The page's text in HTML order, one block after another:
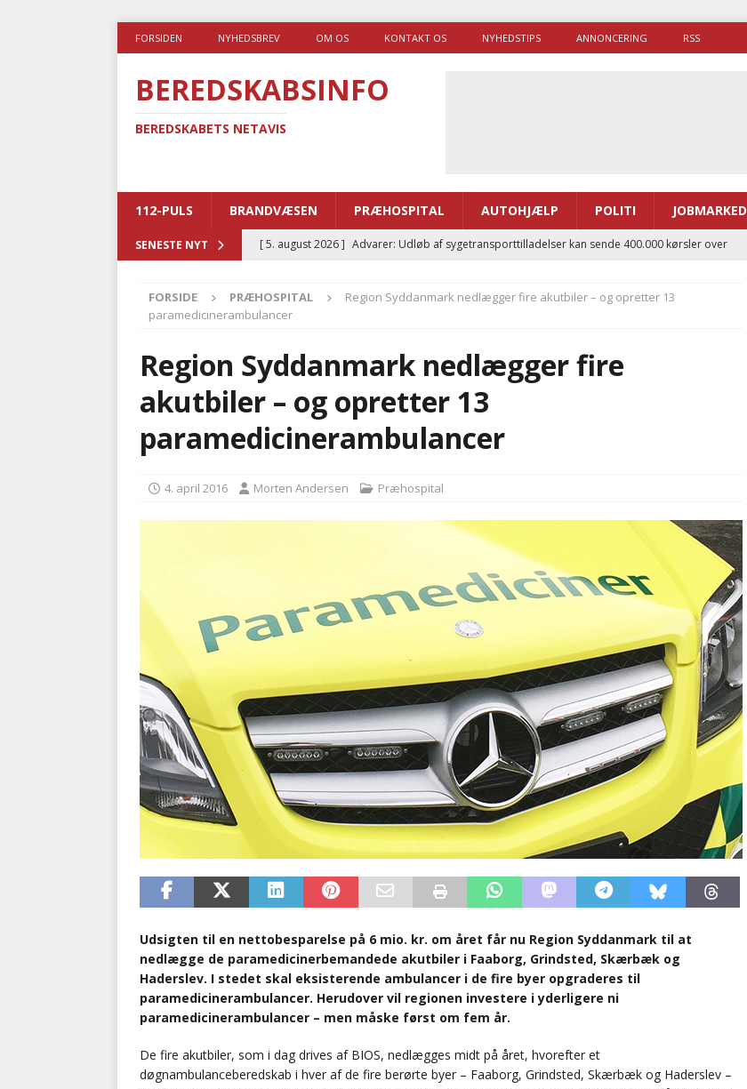
FORSIDEN NYHEDSBREV OM OS KONTAKT OS NYHEDSTIPS ANNONCERING RSS
BEREDSKABSINFO
BEREDSKABETS NETAVIS
112-PULS BRANDVÆSEN PRÆHOSPITAL AUTOHJÆLP POLITI JOBMARKED
SENESTE NYT [ 5. august 2026 ] Advarer: Udløb af sygetransporttilladelser kan sende 400.000 kørsler over
[ 5. august 2026 ] Ny ambulance og el-sygetransportvogn til Samsø
PRÆHOSPITAL
BRANDVÆSEN
[ 4. august 2026 ] Ny treårig politiuddannelse skal ruste betjentene til mere kompleks
kriminalitet
BRANDVÆSEN
FORSIDE PRÆHOSPITAL
Region Syddanmark nedlægger fire akutbiler – og opretter 13
paramedicinerambulancer
Region Syddanmark nedlægger fire
akutbiler – og opretter 13
paramedicinerambulancer
4. april 2016 Morten Andersen Præhospital
Udsigten til en nettobesparelse på 6 mio. kr. om året får nu Region Syddanmark til at
nedlægge de paramedicinerbemandede akutbiler i Faaborg, Grindsted, Skærbæk og
Haderslev. I stedet skal eksisterende ambulancer i de fire byer opgraderes til
paramedicinerambulancer. Herudover vil regionen investere i yderligere ni
paramedicinerambulancer – men måske først om fem år.
De fire akutbiler, som i dag drives af BIOS, nedlægges midt på året, hvorefter et
døgnambulanceberedskab i hver af de fire berørte byer – Faaborg, Grindsted, Skærbæk og Haderslev –